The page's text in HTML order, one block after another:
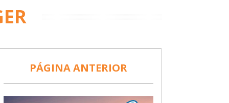
COMISIÓN
DOCUMENTOS
SEGURO DE SEPELIOS
HISTORIAS DE LUCHA
TURISMO Y RECREACIÓN
PÁGINA ANTERIOR